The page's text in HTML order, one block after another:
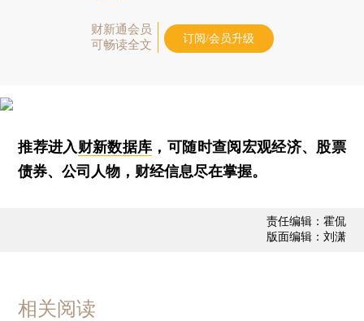
财新通会员
可畅读全文
订阅/会员升级
推荐进入财新数据库 ，可随时查阅宏观经济、股票
债券、公司人物，财经信息尽在掌握。
责任编辑：霍侃
版面编辑：刘潇
相关阅读